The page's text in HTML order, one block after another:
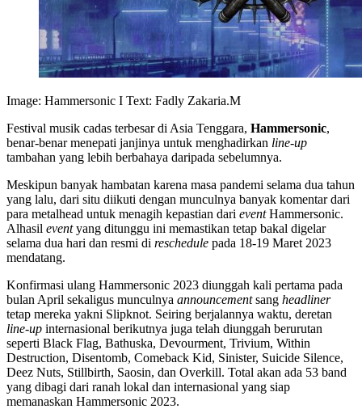
Image: Hammersonic I Text: Fadly Zakaria.M
Festival musik cadas terbesar di Asia Tenggara, Hammersonic,
benar-benar menepati janjinya untuk menghadirkan line-up
tambahan yang lebih berbahaya daripada sebelumnya.
Meskipun banyak hambatan karena masa pandemi selama dua tahun
yang lalu, dari situ diikuti dengan munculnya banyak komentar dari
para metalhead untuk menagih kepastian dari eventHammersonic.
Alhasil eventyang ditunggu ini memastikan tetap bakal digelar
selama dua hari dan resmi di reschedule pada 18-19 Maret 2023
mendatang.
Konfirmasi ulang Hammersonic 2023 diunggah kali pertama pada
bulan April sekaligus munculnya announcementsang headliner
tetap mereka yakni Slipknot. Seiring berjalannya waktu, deretan
line-up internasional berikutnya juga telah diunggah berurutan
seperti Black Flag, Bathuska, Devourment, Trivium, Within
Destruction, Disentomb, Comeback Kid, Sinister, Suicide Silence,
Deez Nuts, Stillbirth, Saosin, dan Overkill. Total akan ada 53 band
yang dibagi dari ranah lokal dan internasional yang siap
memanaskan Hammersonic 2023.